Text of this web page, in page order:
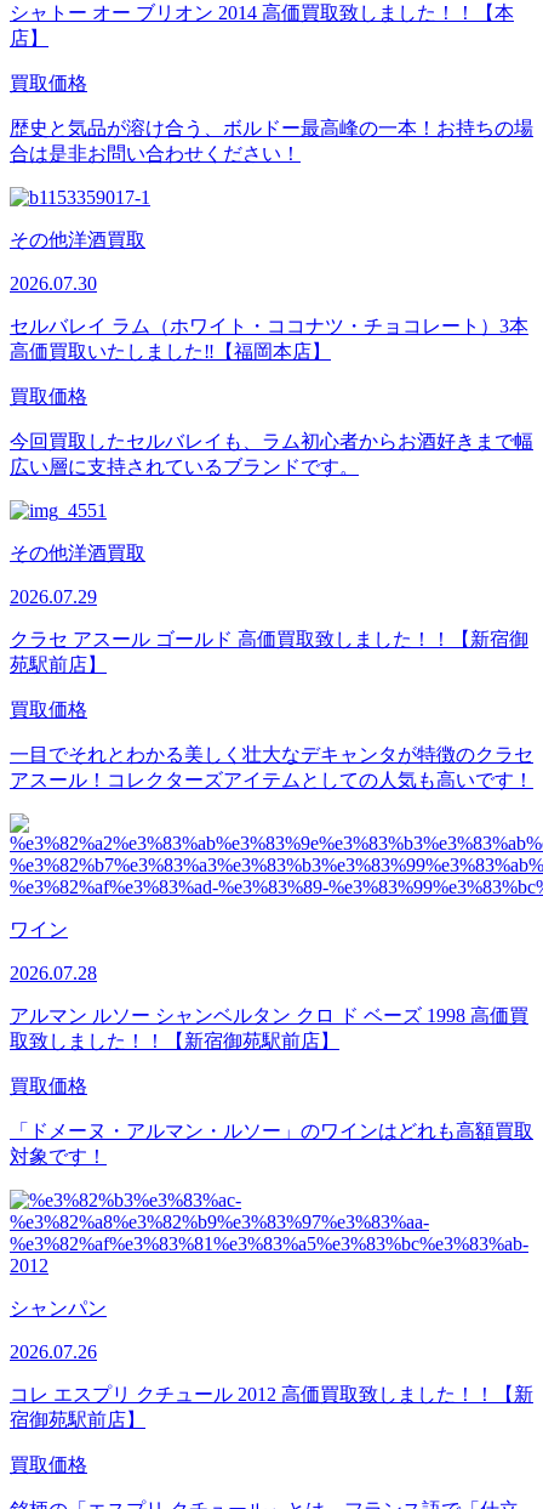
シャトー オー ブリオン 2014 高価買取致しました！！【本
店】
買取価格
歴史と気品が溶け合う、ボルドー最高峰の一本！お持ちの場
合は是非お問い合わせください！
その他洋酒買取
2026.07.30
セルバレイ ラム（ホワイト・ココナツ・チョコレート）3本
高価買取いたしました‼【福岡本店】
買取価格
今回買取したセルバレイも、ラム初心者からお酒好きまで幅
広い層に支持されているブランドです。
その他洋酒買取
2026.07.29
クラセ アスール ゴールド 高価買取致しました！！【新宿御
苑駅前店】
買取価格
一目でそれとわかる美しく壮大なデキャンタが特徴のクラセ
アスール！コレクターズアイテムとしての人気も高いです！
ワイン
2026.07.28
アルマン ルソー シャンベルタン クロ ド ベーズ 1998 高価買
取致しました！！【新宿御苑駅前店】
買取価格
「ドメーヌ・アルマン・ルソー」のワインはどれも高額買取
対象です！
シャンパン
2026.07.26
コレ エスプリ クチュール 2012 高価買取致しました！！【新
宿御苑駅前店】
買取価格